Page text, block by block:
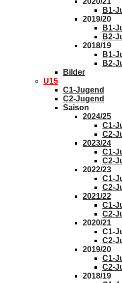
B1-
2019/20
B1-
B2-
2018/19
B1-
B2-
Bilder
U15
C1-Jugend
C2-Jugend
Saison
2024/25
C1-
C2-
2023/24
C1-
C2-
2022/23
C1-
C2-
2021/22
C1-
C2-
2020/21
C1-
C2-
2019/20
C1-
C2-
2018/19